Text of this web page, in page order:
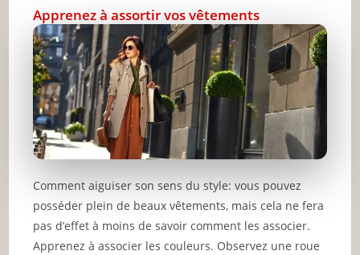
Apprenez à assortir vos vêtements
Comment aiguiser son sens du style: vous pouvez
posséder plein de beaux vêtements, mais cela ne fera
pas d’effet à moins de savoir comment les associer.
Apprenez à associer les couleurs. Observez une roue